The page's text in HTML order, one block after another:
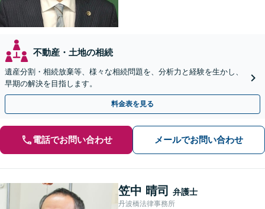
不動産・土地の相続
遺産分割・相続放棄等、様々な相続問題を、分析力と経験を生かし、
早期の解決を目指します。
料金表を見る
電話でお問い合わせ メールでお問い合わせ
笠中 晴司 弁護士
丹波橋法律事務所